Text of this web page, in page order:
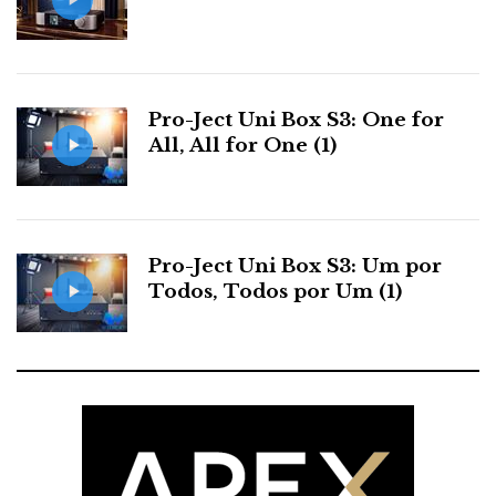
Como curiosidade, reproduzo aqui a capa da
reportagem CES 1998, que publiquei no
já se apresentam muitas das “novidades”, que ainda
HDaudioa96/24-bit. Ora isto, pasmem, foi há 16
anos!
sendo escorraçado da Feira, também conhecido por
“The Zoo”, onde o aluguer de um espaço custa
Janeiro para ver ecrãs curvos, telefones enormes e
Pro-Ject Uni Box S3: One for
All, All for One (1)
Pro-Ject Uni Box S3: Um por
Todos, Todos por Um (1)